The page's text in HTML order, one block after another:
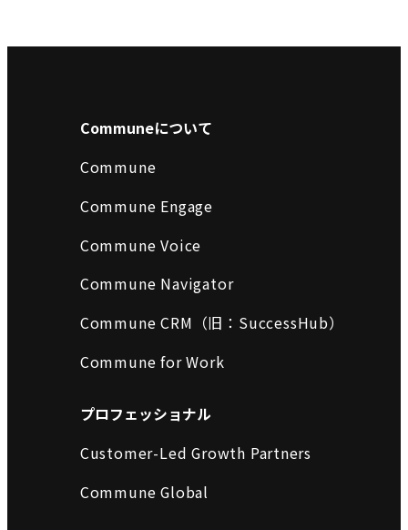
Communeについて
Commune
Commune Engage
Commune Voice
Commune Navigator
Commune CRM（旧：SuccessHub）
Commune for Work
プロフェッショナル
Customer-Led Growth Partners
Commune Global